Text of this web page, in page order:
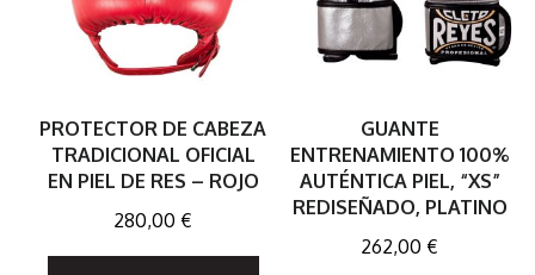
PROTECTOR DE CABEZA
TRADICIONAL OFICIAL
EN PIEL DE RES – ROJO
280,00 €
GUANTE
ENTRENAMIENTO 100%
AUTÉNTICA PIEL, “XS”
REDISEÑADO, PLATINO
262,00 €